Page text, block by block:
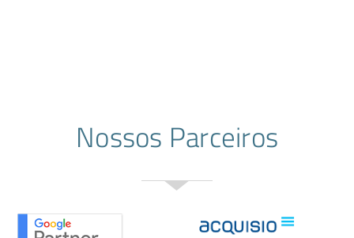
Nossos Parceiros